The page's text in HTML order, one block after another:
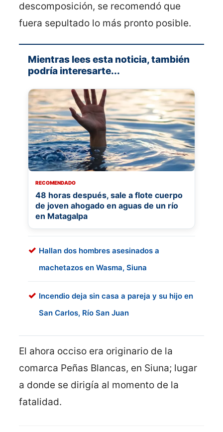
descomposición, se recomendó que
fuera sepultado lo más pronto posible.
Mientras lees esta noticia, también
podría interesarte...
RECOMENDADO
48 horas después, sale a flote cuerpo
de joven ahogado en aguas de un río
en Matagalpa
Hallan dos hombres asesinados a
machetazos en Wasma, Siuna
Incendio deja sin casa a pareja y su hijo en
San Carlos, Río San Juan
El ahora occiso era originario de la
comarca Peñas Blancas, en Siuna; lugar
a donde se dirigía al momento de la
fatalidad.